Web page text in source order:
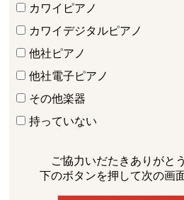
カワイピアノ
カワイデジタルピアノ
他社ピアノ
他社電子ピアノ
その他楽器
持っていない
ご協力いだたきありがと
下のボタンを押して次の画